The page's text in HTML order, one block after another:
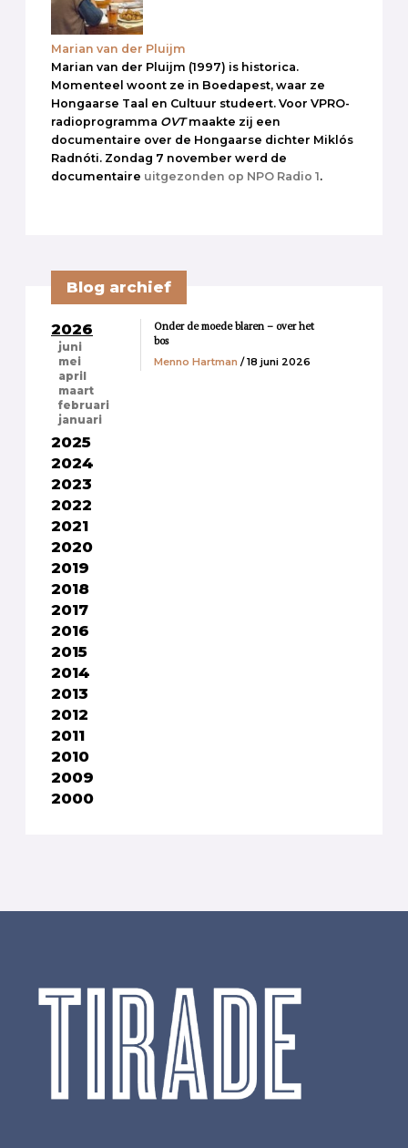
Marian van der Pluijm
Marian van der Pluijm (1997) is historica.
Momenteel woont ze in Boedapest, waar ze
Hongaarse Taal en Cultuur studeert. Voor VPRO-
radioprogramma OVTmaakte zij een
documentaire over de Hongaarse dichter Miklós
Radnóti. Zondag 7 november werd de
documentaire uitgezonden op NPO Radio 1.
Blog archief
2026
juni
mei
april
maart
februari
januari
2025
2024
2023
2022
2021
2020
2019
2018
2017
2016
2015
2014
2013
2012
2011
2010
2009
2000
Onder de moede blaren – over het
bos
Menno Hartman / 18 juni 2026